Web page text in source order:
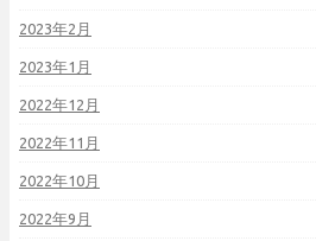
2023年2月
2023年1月
2022年12月
2022年11月
2022年10月
2022年9月